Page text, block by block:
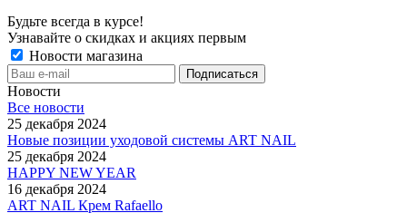
Будьте всегда в курсе!
Узнавайте о скидках и акциях первым
Новости магазина
Новости
Все новости
25 декабря 2024
Новые позиции уходовой системы ART NAIL
25 декабря 2024
HAPPY NEW YEAR
16 декабря 2024
ART NAIL Крем Rafaello